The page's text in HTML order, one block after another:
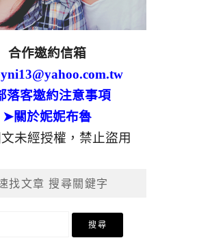
合作邀約信箱
落客邀約注意事項
➤關於妮妮布魯
未經授權，禁止盜用
找文章 搜尋關鍵字